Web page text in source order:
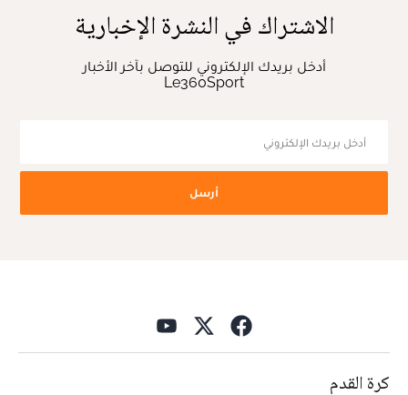
الاشتراك في النشرة الإخبارية
أدخل بريدك الإلكتروني للتوصل بآخر الأخبار
Le360Sport
أرسل
كرة القدم